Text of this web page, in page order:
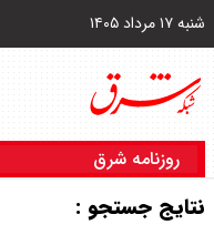
شنبه ۱۷ مرداد ۱۴۰۵
روزنامه شرق
نتایج جستجو :